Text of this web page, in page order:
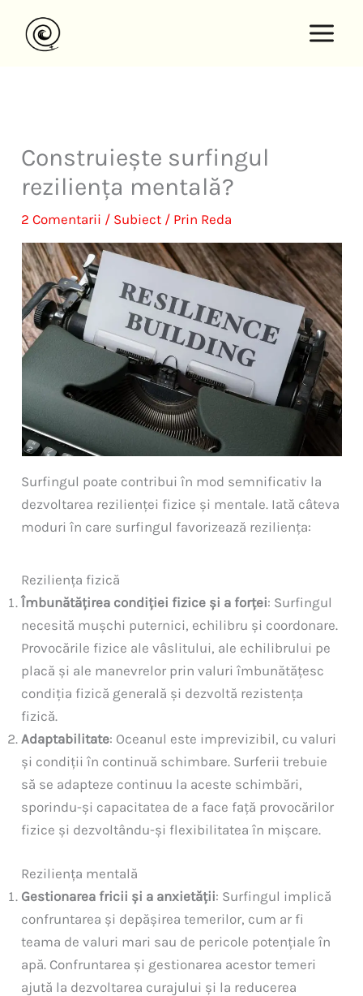
conținut
Construiește surfingul
reziliența mentală?
2 Comentarii / Subiect / Prin Reda
Surfingul poate contribui în mod semnificativ la
dezvoltarea rezilienței fizice și mentale. Iată câteva
moduri în care surfingul favorizează reziliența:
Reziliența fizică
Îmbunătățirea condiției fizice și a forței: Surfingul
necesită mușchi puternici, echilibru și coordonare.
Provocările fizice ale vâslitului, ale echilibrului pe
placă și ale manevrelor prin valuri îmbunătățesc
condiția fizică generală și dezvoltă rezistența
fizică.
Adaptabilitate: Oceanul este imprevizibil, cu valuri
și condiții în continuă schimbare. Surferii trebuie
să se adapteze continuu la aceste schimbări,
sporindu-și capacitatea de a face față provocărilor
fizice și dezvoltându-și flexibilitatea în mișcare.
Reziliența mentală
Gestionarea fricii și a anxietății: Surfingul implică
confruntarea și depășirea temerilor, cum ar fi
teama de valuri mari sau de pericole potențiale în
apă. Confruntarea și gestionarea acestor temeri
ajută la dezvoltarea curajului și la reducerea